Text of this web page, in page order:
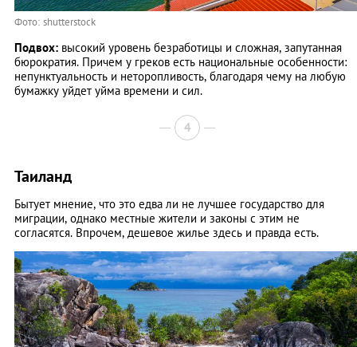
Фото: shutterstock
Подвох: высокий уровень безработицы и сложная, запутанная
бюрократия. Причем у греков есть национальные особенности:
непунктуальность и неторопливость, благодаря чему на любую
бумажку уйдет уйма времени и сил.
4
Таиланд
Бытует мнение, что это едва ли не лучшее государство для
миграции, однако местные жители и законы с этим не
согласятся. Впрочем, дешевое жилье здесь и правда есть.